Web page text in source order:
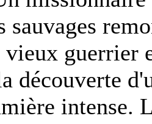
sauvages
guerrier
découverte
intense.